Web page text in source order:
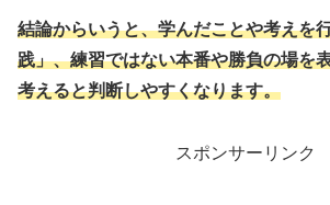
結論からいうと、学んだことや考えを
践」、練習ではない本番や勝負の場を
考えると判断しやすくなります。
スポンサーリンク